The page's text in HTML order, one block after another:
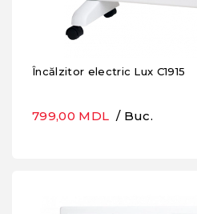
Încălzitor electric Lux C1915
799,00 MDL / Buc.